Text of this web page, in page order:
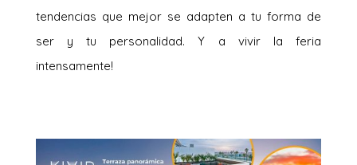
tendencias que mejor se adapten a tu forma de
ser y tu personalidad. Y a vivir la feria
intensamente!